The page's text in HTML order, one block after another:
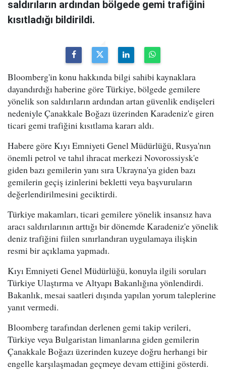
saldırıların ardından bölgede gemi trafiğini
kısıtladığı bildirildi.
Bloomberg'in konu hakkında bilgi sahibi kaynaklara
dayandırdığı haberine göre Türkiye, bölgede gemilere
yönelik son saldırıların ardından artan güvenlik endişeleri
nedeniyle Çanakkale Boğazı üzerinden Karadeniz'e giren
ticari gemi trafiğini kısıtlama kararı aldı.
Habere göre Kıyı Emniyeti Genel Müdürlüğü, Rusya'nın
önemli petrol ve tahıl ihracat merkezi Novorossiysk'e
giden bazı gemilerin yanı sıra Ukrayna'ya giden bazı
gemilerin geçiş izinlerini bekletti veya başvuruların
değerlendirilmesini geciktirdi.
Türkiye makamları, ticari gemilere yönelik insansız hava
aracı saldırılarının arttığı bir dönemde Karadeniz'e yönelik
deniz trafiğini fiilen sınırlandıran uygulamaya ilişkin
resmi bir açıklama yapmadı.
Kıyı Emniyeti Genel Müdürlüğü, konuyla ilgili soruları
Türkiye Ulaştırma ve Altyapı Bakanlığına yönlendirdi.
Bakanlık, mesai saatleri dışında yapılan yorum taleplerine
yanıt vermedi.
Bloomberg tarafından derlenen gemi takip verileri,
Türkiye veya Bulgaristan limanlarına giden gemilerin
Çanakkale Boğazı üzerinden kuzeye doğru herhangi bir
engelle karşılaşmadan geçmeye devam ettiğini gösterdi.